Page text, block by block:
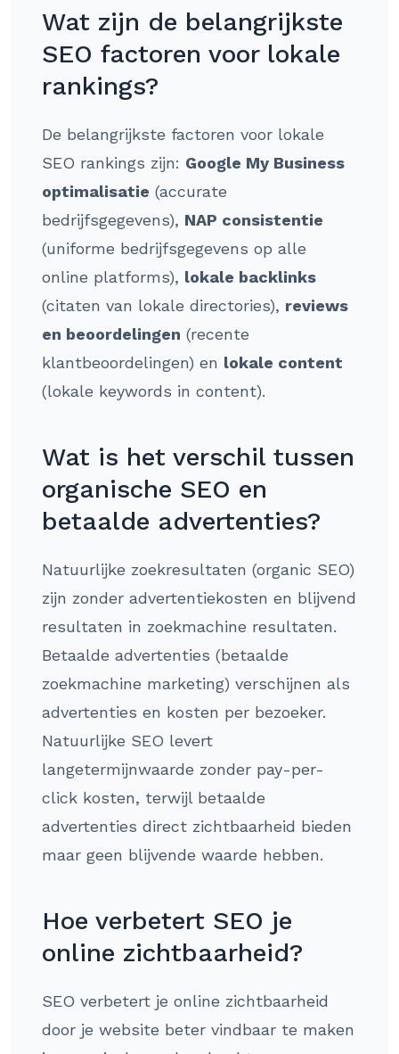
Wat zijn de belangrijkste
SEO factoren voor lokale
rankings?
De belangrijkste factoren voor lokale
SEO rankings zijn: Google My Business
optimalisatie (accurate
bedrijfsgegevens), NAP consistentie
(uniforme bedrijfsgegevens op alle
online platforms), lokale backlinks
(citaten van lokale directories), reviews
en beoordelingen (recente
klantbeoordelingen) en lokale content
(lokale keywords in content).
Wat is het verschil tussen
organische SEO en
betaalde advertenties?
Natuurlijke zoekresultaten (organic SEO)
zijn zonder advertentiekosten en blijvend
resultaten in zoekmachine resultaten.
Betaalde advertenties (betaalde
zoekmachine marketing) verschijnen als
advertenties en kosten per bezoeker.
Natuurlijke SEO levert
langetermijnwaarde zonder pay-per-
click kosten, terwijl betaalde
advertenties direct zichtbaarheid bieden
maar geen blijvende waarde hebben.
Hoe verbetert SEO je
online zichtbaarheid?
SEO verbetert je online zichtbaarheid
door je website beter vindbaar te maken